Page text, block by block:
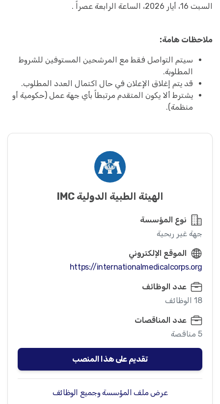
السبت 16، أيار 2026، الساعة الرابعة عصراً .
ملاحظات هامة:
سيتم التواصل فقط مع المرشحين المستوفين للشروط
المطلوبة.
قد يتم إغلاق الإعلان في حال اكتمال العدد المطلوب.
يشترط ألا يكون المتقدم مرتبطاً بأي جهة عمل (حكومية أو
منظمة).
الهيئة الطبية الدولية IMC
نوع المؤسسة
جهة غير ربحية
الموقع الإلكتروني
https://internationalmedicalcorps.org
عدد الوظائف
18 الوظائف
عدد المناقصات
5 مناقصة
تقديم على هذا المنصب
عرض ملف المؤسسة وجميع الوظائف